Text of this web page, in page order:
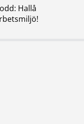
Hallå